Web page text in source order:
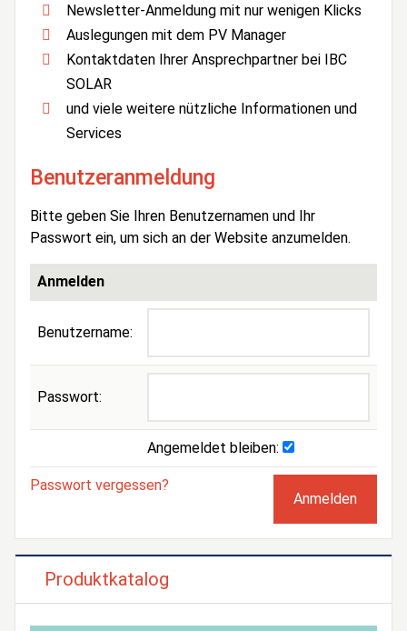
Newsletter-Anmeldung mit nur wenigen Klicks
Auslegungen mit dem PV Manager
Kontaktdaten Ihrer Ansprechpartner bei IBC
SOLAR
und viele weitere nützliche Informationen und
Services
Benutzeranmeldung
Bitte geben Sie Ihren Benutzernamen und Ihr
Passwort ein, um sich an der Website anzumelden.
Anmelden
Benutzername:
Passwort:
Angemeldet bleiben:
Passwort vergessen?
Produktkatalog